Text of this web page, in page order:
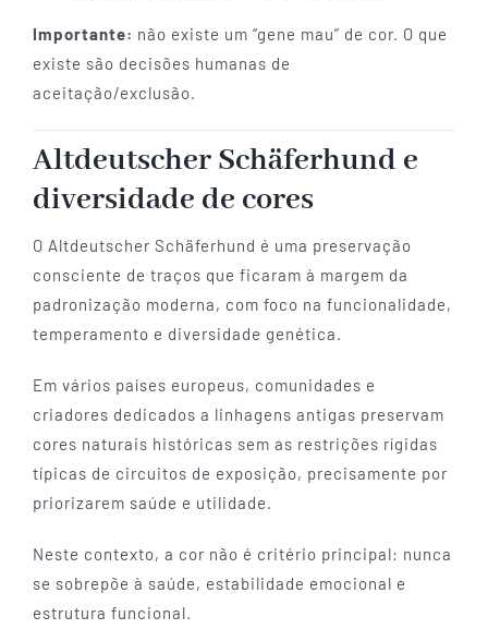
Importante: não existe um “gene mau” de cor. O que
existe são decisões humanas de
aceitação/exclusão.
Altdeutscher Schäferhund e
diversidade de cores
O Altdeutscher Schäferhund é uma preservação
consciente de traços que ficaram à margem da
padronização moderna, com foco na funcionalidade,
temperamento e diversidade genética.
Em vários países europeus, comunidades e
criadores dedicados a linhagens antigas preservam
cores naturais históricas sem as restrições rígidas
típicas de circuitos de exposição, precisamente por
priorizarem saúde e utilidade.
Neste contexto, a cor não é critério principal: nunca
se sobrepõe à saúde, estabilidade emocional e
estrutura funcional.